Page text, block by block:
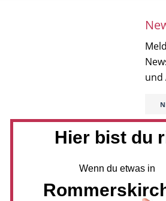
und
Hier bist du
Wenn du etwas in